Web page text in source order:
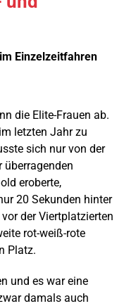
Einzelzeitfahren
die Elite-Frauen ab.
letzten Jahr zu
sich nur von der
überragenden
eroberte,
20 Sekunden hinter
der Viertplatzierten
rot-weiß-rote
Platz.
und es war eine
damals auch